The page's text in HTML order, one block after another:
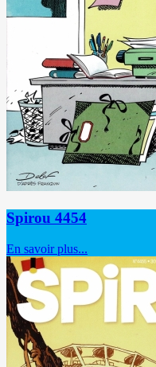
Spirou 4454
En savoir plus...